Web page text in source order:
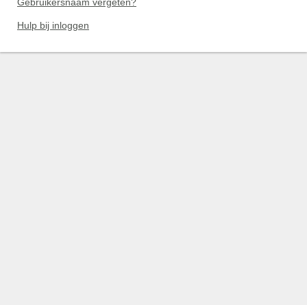
Hulp bij inloggen